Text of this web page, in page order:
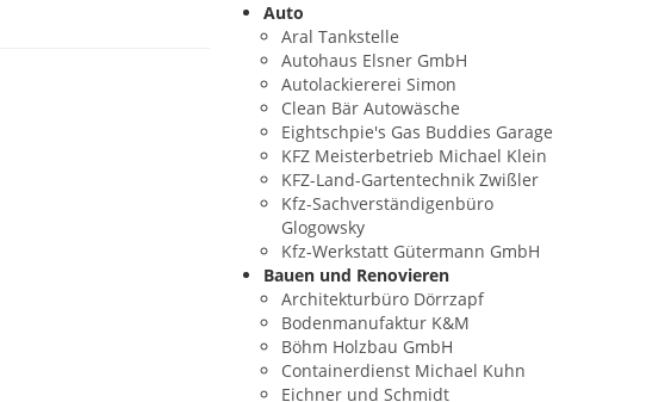
Auto
Aral Tankstelle
Autohaus Elsner GmbH
Autolackiererei Simon
Clean Bär Autowäsche
Eightschpie's Gas Buddies Garage
KFZ Meisterbetrieb Michael Klein
KFZ-Land-Gartentechnik Zwißler
Kfz-Sachverständigenbüro
Glogowsky
Kfz-Werkstatt Gütermann GmbH
Bauen und Renovieren
Architekturbüro Dörrzapf
Bodenmanufaktur K&M
Böhm Holzbau GmbH
Containerdienst Michael Kuhn
Eichner und Schmidt